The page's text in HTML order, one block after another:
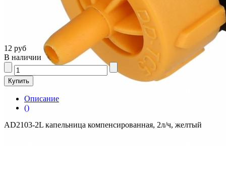
12 руб
В наличии
Описание
()
AD2103-2L капельница компенсированная, 2л/ч, желтый